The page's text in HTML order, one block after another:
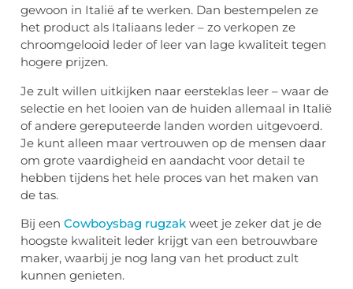
gewoon in Italië af te werken. Dan bestempelen ze
het product als Italiaans leder – zo verkopen ze
chroomgelooid leder of leer van lage kwaliteit tegen
hogere prijzen.
Je zult willen uitkijken naar eersteklas leer – waar de
selectie en het looien van de huiden allemaal in Italië
of andere gereputeerde landen worden uitgevoerd.
Je kunt alleen maar vertrouwen op de mensen daar
om grote vaardigheid en aandacht voor detail te
hebben tijdens het hele proces van het maken van
de tas.
Bij een Cowboysbag rugzak weet je zeker dat je de
hoogste kwaliteit leder krijgt van een betrouwbare
maker, waarbij je nog lang van het product zult
kunnen genieten.